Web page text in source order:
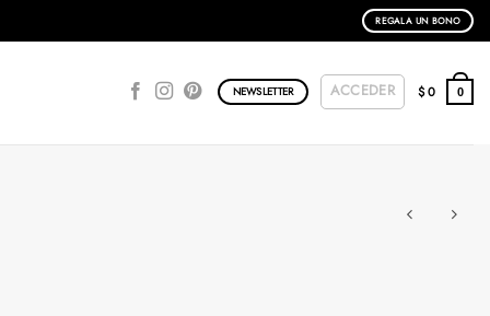
REGALA UN BONO
NEWSLETTER ACCEDER $0 0